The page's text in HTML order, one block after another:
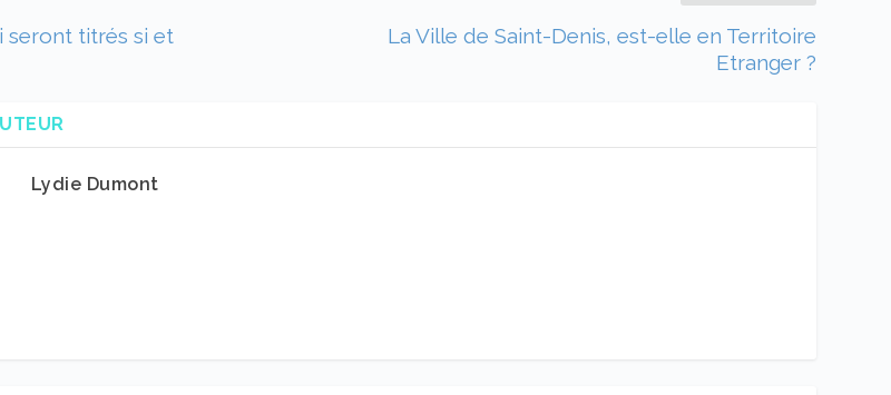
seront titrés si et
La Ville de Saint-Denis, est-elle en Territoire
Etranger ?
Lydie Dumont